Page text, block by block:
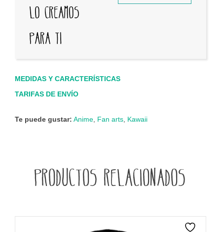
Lo creamos
para ti
MEDIDAS Y CARACTERÍSTICAS
TARIFAS DE ENVÍO
Te puede gustar: Anime Fan arts Kawaii
Productos relacionados